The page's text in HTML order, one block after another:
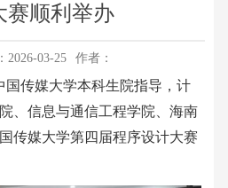
赛顺利举办
2026-03-25 作者：
国传媒大学本科生院指导，计
、信息与通信工程学院、海南
传媒大学第四届程序设计大赛